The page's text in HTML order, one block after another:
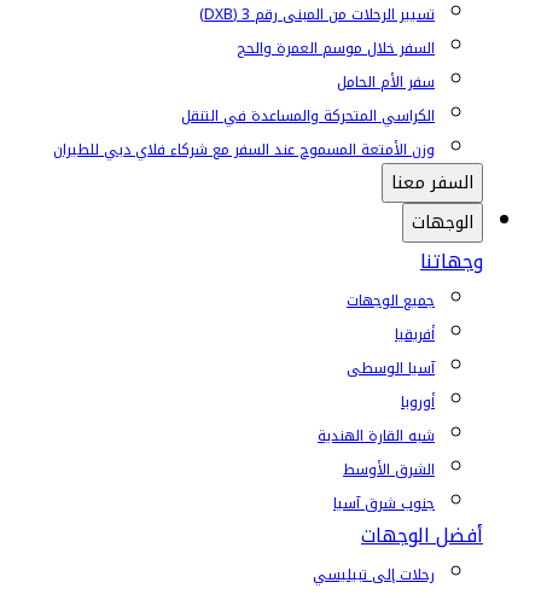
تسيير الرحلات من المبنى رقم 3 (DXB)
السفر خلال موسم العمرة والحج
سفر الأم الحامل
الكراسي المتحركة والمساعدة في التنقل
وزن الأمتعة المسموح عند السفر مع شركاء فلاي دبي للطيران
السفر معنا
الوجهات
وجهاتنا
جميع الوجهات
أفريقيا
آسيا الوسطى
أوروبا
شبه القارة الهندية
الشرق الأوسط
جنوب شرق آسيا
أفضل الوجهات
رحلات إلى تبيليسي